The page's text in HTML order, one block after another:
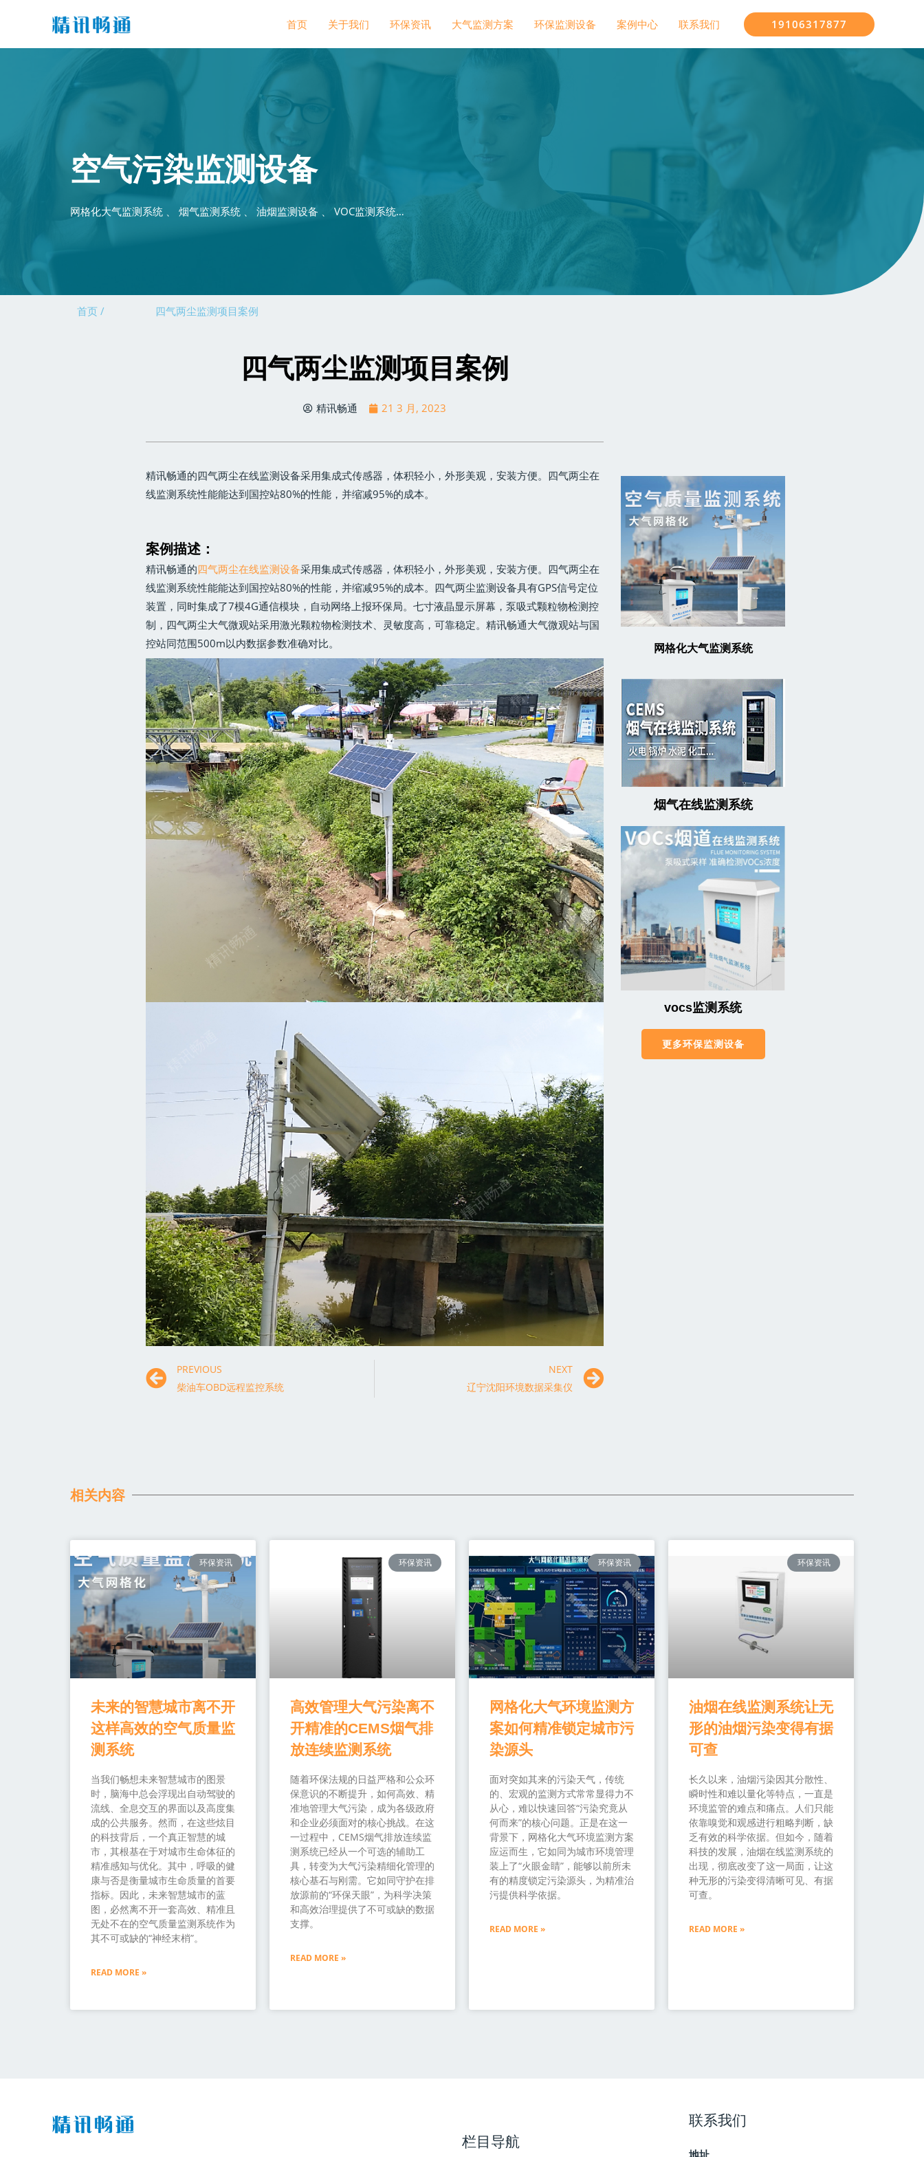
首页 关于我们 环保资讯 大气监测方案 环保监测设备 案例中心 联系我们 19106317877
空气污染监测设备
网格化大气监测系统 、 烟气监测系统 、 油烟监测设备 、 VOC监测系统…
首页 / 四气两尘监测项目案例
四气两尘监测项目案例
精讯畅通 21 3 月, 2023
精讯畅通的四气两尘在线监测设备采用集成式传感器，体积轻小，外形美观，安装方便。四气两尘在
线监测系统性能能达到国控站80%的性能，并缩减95%的成本。
案例描述：
精讯畅通的四气两尘在线监测设备采用集成式传感器，体积轻小，外形美观，安装方便。四气两尘在
线监测系统性能能达到国控站80%的性能，并缩减95%的成本。四气两尘监测设备具有GPS信号定位
装置，同时集成了7模4G通信模块，自动网络上报环保局。七寸液晶显示屏幕，泵吸式颗粒物检测控
制，四气两尘大气微观站采用激光颗粒物检测技术、灵敏度高，可靠稳定。精讯畅通大气微观站与国
控站同范围500m以内数据参数准确对比。
PREVIOUS
柴油车OBD远程监控系统
NEXT
辽宁沈阳环境数据采集仪
网格化大气监测系统
烟气在线监测系统
vocs监测系统
更多环保监测设备
相关内容
环保资讯
未来的智慧城市离不开
这样高效的空气质量监
测系统
当我们畅想未来智慧城市的图景
时，脑海中总会浮现出自动驾驶的
流线、全息交互的界面以及高度集
成的公共服务。然而，在这些炫目
的科技背后，一个真正智慧的城
市，其根基在于对城市生命体征的
精准感知与优化。其中，呼吸的健
康与否是衡量城市生命质量的首要
指标。因此，未来智慧城市的蓝
图，必然离不开一套高效、精准且
无处不在的空气质量监测系统作为
其不可或缺的“神经末梢”。
READ MORE »
环保资讯
高效管理大气污染离不
开精准的CEMS烟气排
放连续监测系统
随着环保法规的日益严格和公众环
保意识的不断提升，如何高效、精
准地管理大气污染，成为各级政府
和企业必须面对的核心挑战。在这
一过程中，CEMS烟气排放连续监
测系统已经从一个可选的辅助工
具，转变为大气污染精细化管理的
核心基石与刚需。它如同守护在排
放源前的“环保天眼”，为科学决策
和高效治理提供了不可或缺的数据
支撑。
READ MORE »
环保资讯
网格化大气环境监测方
案如何精准锁定城市污
染源头
面对突如其来的污染天气，传统
的、宏观的监测方式常常显得力不
从心，难以快速回答“污染究竟从
何而来”的核心问题。正是在这一
背景下，网格化大气环境监测方案
应运而生，它如同为城市环境管理
装上了“火眼金睛”，能够以前所未
有的精度锁定污染源头，为精准治
污提供科学依据。
READ MORE »
环保资讯
油烟在线监测系统让无
形的油烟污染变得有据
可查
长久以来，油烟污染因其分散性、
瞬时性和难以量化等特点，一直是
环境监管的难点和痛点。人们只能
依靠嗅觉和观感进行粗略判断，缺
乏有效的科学依据。但如今，随着
科技的发展，油烟在线监测系统的
出现，彻底改变了这一局面，让这
种无形的污染变得清晰可见、有据
可查。
READ MORE »
栏目导航
联系我们
地址